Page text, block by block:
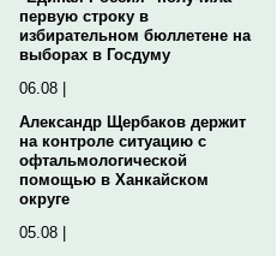
первую строку в
избирательном бюллетене на
выборах в Госдуму
06.08 |
Александр Щербаков держит
на контроле ситуацию с
офтальмологической
помощью в Ханкайском
округе
05.08 |